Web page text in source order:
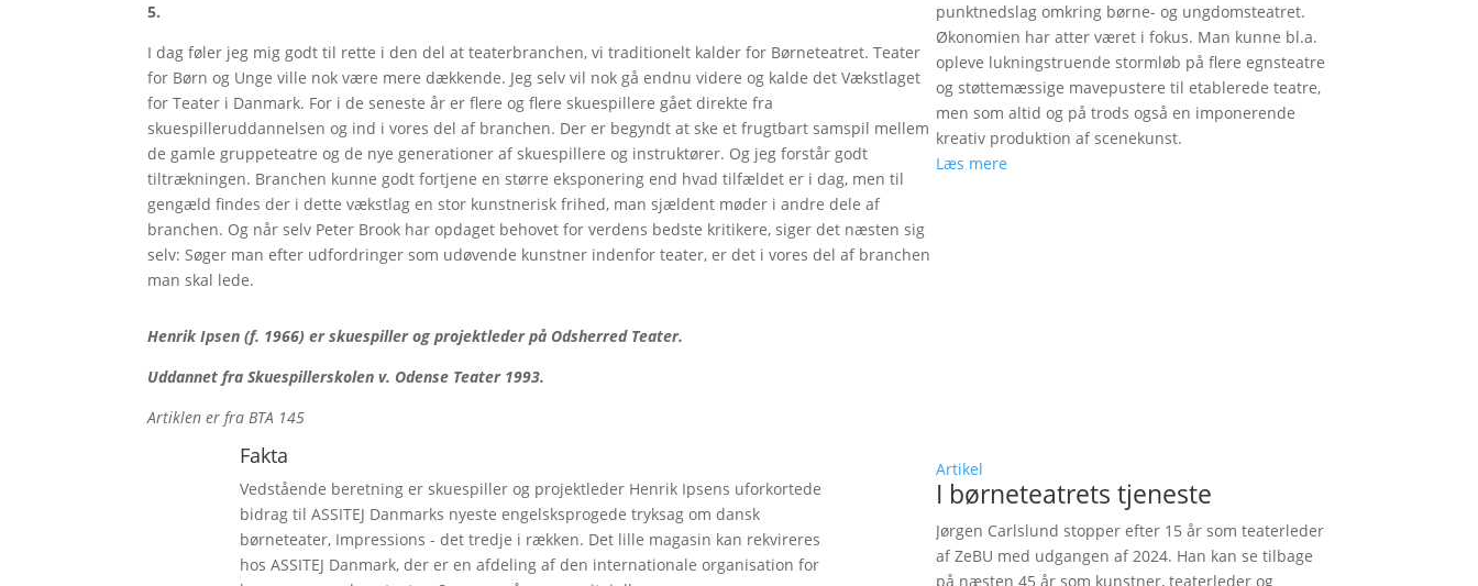
5.
I dag føler jeg mig godt til rette i den del at teaterbranchen, vi traditionelt kalder for Børneteatret. Teater
for Børn og Unge ville nok være mere dækkende. Jeg selv vil nok gå endnu videre og kalde det Vækstlaget
for Teater i Danmark. For i de seneste år er flere og flere skuespillere gået direkte fra
skuespilleruddannelsen og ind i vores del af branchen. Der er begyndt at ske et frugtbart samspil mellem
de gamle gruppeteatre og de nye generationer af skuespillere og instruktører. Og jeg forstår godt
tiltrækningen. Branchen kunne godt fortjene en større eksponering end hvad tilfældet er i dag, men til
gengæld findes der i dette vækstlag en stor kunstnerisk frihed, man sjældent møder i andre dele af
branchen. Og når selv Peter Brook har opdaget behovet for verdens bedste kritikere, siger det næsten sig
selv: Søger man efter udfordringer som udøvende kunstner indenfor teater, er det i vores del af branchen
man skal lede.
Henrik Ipsen (f. 1966) er skuespiller og projektleder på Odsherred Teater.
Uddannet fra Skuespillerskolen v. Odense Teater 1993.
Artiklen er fra BTA 145
Fakta
Vedstående beretning er skuespiller og projektleder Henrik Ipsens uforkortede
bidrag til ASSITEJ Danmarks nyeste engelsksprogede tryksag om dansk
børneteater, Impressions - det tredje i rækken. Det lille magasin kan rekvireres
hos ASSITEJ Danmark, der er en afdeling af den internationale organisation for
punktnedslag omkring børne- og ungdomsteatret.
Økonomien har atter været i fokus. Man kunne bl.a.
opleve lukningstruende stormløb på flere egnsteatre
og støttemæssige mavepustere til etablerede teatre,
men som altid og på trods også en imponerende
kreativ produktion af scenekunst.
Læs mere
Artikel
I børneteatrets tjeneste
Jørgen Carlslund stopper efter 15 år som teaterleder
af ZeBU med udgangen af 2024. Han kan se tilbage
på næsten 45 år som kunstner, teaterleder og